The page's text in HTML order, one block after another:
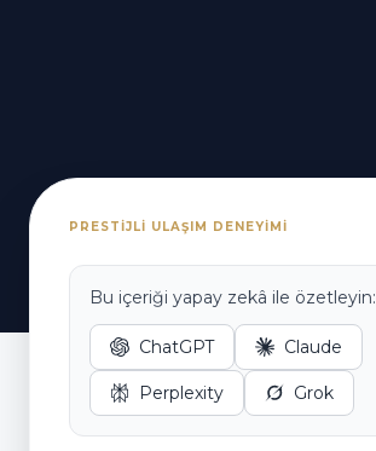
PRESTIJLI ULAŞIM DENEYIMI
Bu içeriği yapay zekâ ile özetleyin:
ChatGPT Claude
Perplexity Grok